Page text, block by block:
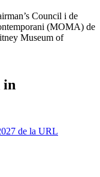
Council i de
(MOMA) de
Museum of
in
de la URL